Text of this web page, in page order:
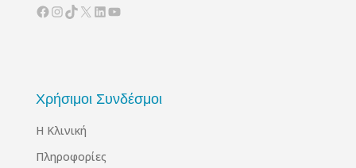
Facebook
Instagram
TikTok
X Linkedin
YouTube
Χρήσιμοι Συνδέσμοι
Η Κλινική
Πληροφορίες